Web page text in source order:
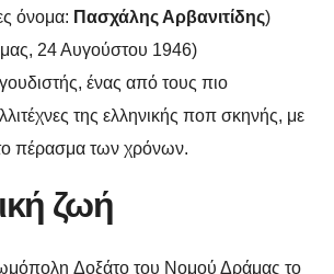
όνομα: Πασχάλης Αρβανιτίδης)
24 Αυγούστου 1946)
ένας από τους πιο
της ελληνικής ποπ σκηνής, με
πέρασμα των χρόνων.
ζωή
Δοξάτο του Νομού Δράμας το